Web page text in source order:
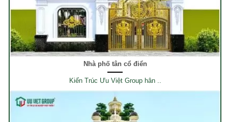
Nhà phố tân cổ điển
Kiến Trúc Ưu Việt Group hân ..